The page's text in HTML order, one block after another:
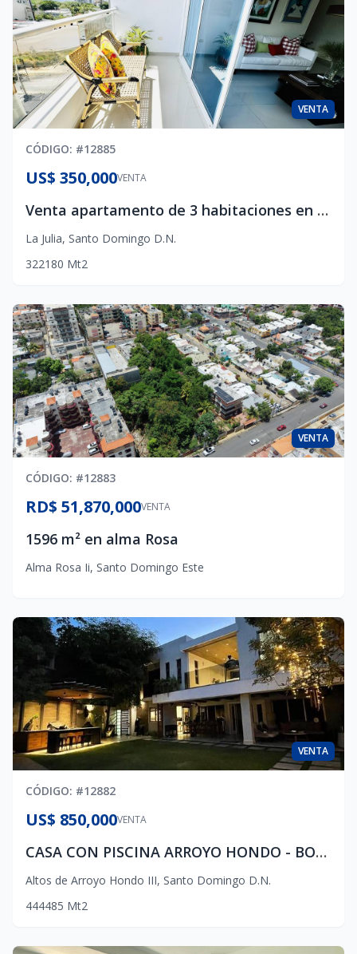
VENTA
CÓDIGO: #12885
VENTA
US$ 350,000
Venta apartamento de 3 habitaciones en La Julia . Balcón + vista al mar
La Julia, Santo Domingo D.N.
322180 Mt2
VENTA
CÓDIGO: #12883
VENTA
RD$ 51,870,000
1596 m² en alma Rosa
Alma Rosa Ii, Santo Domingo Este
VENTA
CÓDIGO: #12882
VENTA
US$ 850,000
CASA CON PISCINA ARROYO HONDO - BOTANICO
Altos de Arroyo Hondo III, Santo Domingo D.N.
444485 Mt2